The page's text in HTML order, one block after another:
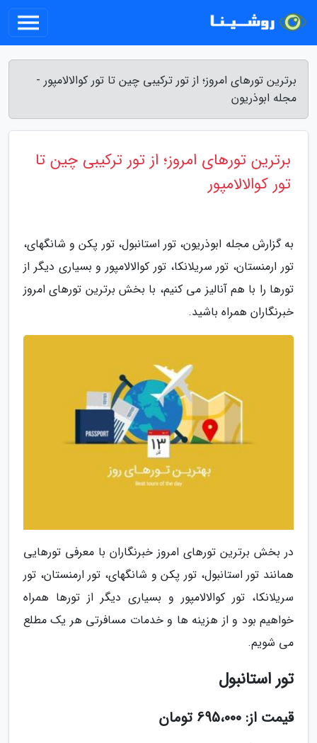
برترین تورهای امروز؛ از تور ترکیبی چین تا تور کوالالامپور -
مجله ابوذریون
برترین تورهای امروز؛ از تور ترکیبی چین تا
تور کوالالامپور
به گزارش مجله ابوذریون، تور استانبول، تور پکن و شانگهای،
تور ارمنستان، تور سریلانکا، تور کوالالامپور و بسیاری دیگر از
تورها را با هم آنالیز می کنیم، با بخش برترین تورهای امروز
خبرنگاران همراه باشید.
در بخش برترین تورهای امروز خبرنگاران با معرفی تورهایی
همانند تور استانبول، تور پکن و شانگهای، تور ارمنستان، تور
سریلانکا، تور کوالالامپور و بسیاری دیگر از تورها همراه
خواهیم بود و از هزینه ها و خدمات مسافرتی هر یک مطلع
می شویم.
تور استانبول
قیمت از: 695،000 تومان